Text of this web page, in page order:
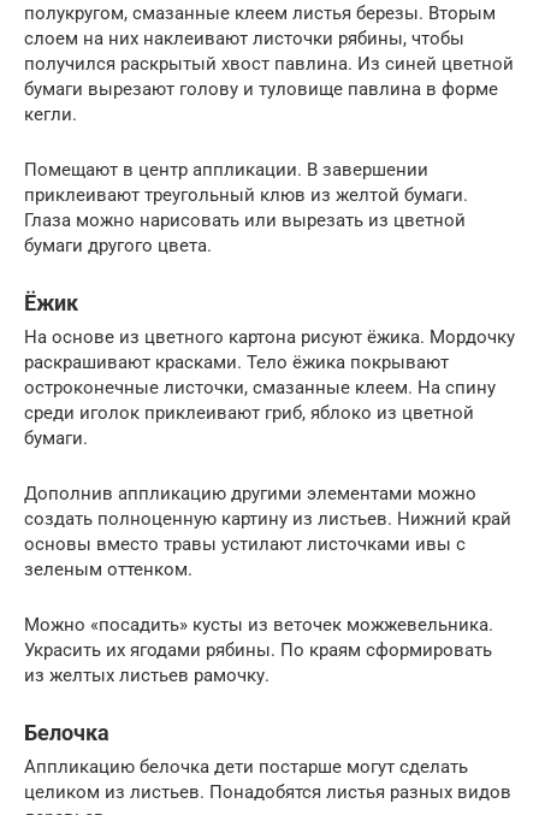
полукругом, смазанные клеем листья березы. Вторым
слоем на них наклеивают листочки рябины, чтобы
получился раскрытый хвост павлина. Из синей цветной
бумаги вырезают голову и туловище павлина в форме
кегли.
Помещают в центр аппликации. В завершении
приклеивают треугольный клюв из желтой бумаги.
Глаза можно нарисовать или вырезать из цветной
бумаги другого цвета.
Ёжик
На основе из цветного картона рисуют ёжика. Мордочку
раскрашивают красками. Тело ёжика покрывают
остроконечные листочки, смазанные клеем. На спину
среди иголок приклеивают гриб, яблоко из цветной
бумаги.
Дополнив аппликацию другими элементами можно
создать полноценную картину из листьев. Нижний край
основы вместо травы устилают листочками ивы с
зеленым оттенком.
Можно «посадить» кусты из веточек можжевельника.
Украсить их ягодами рябины. По краям сформировать
из желтых листьев рамочку.
Белочка
Аппликацию белочка дети постарше могут сделать
целиком из листьев. Понадобятся листья разных видов